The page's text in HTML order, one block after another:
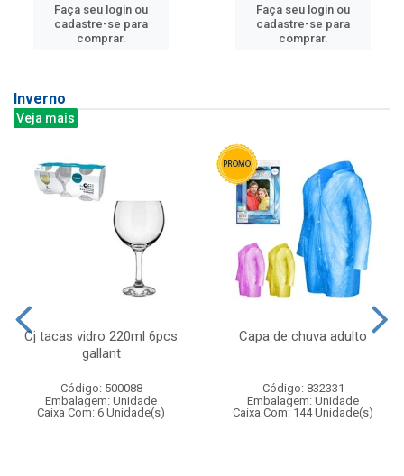
Faça seu login ou
cadastre-se para
comprar.
Faça seu login ou
cadastre-se para
comprar.
Inverno
Veja mais
Cj tacas vidro 220ml 6pcs
gallant
Código: 500088
Embalagem: Unidade
Caixa Com: 6 Unidade(s)
Capa de chuva adulto
Código: 832331
Embalagem: Unidade
Caixa Com: 144 Unidade(s)